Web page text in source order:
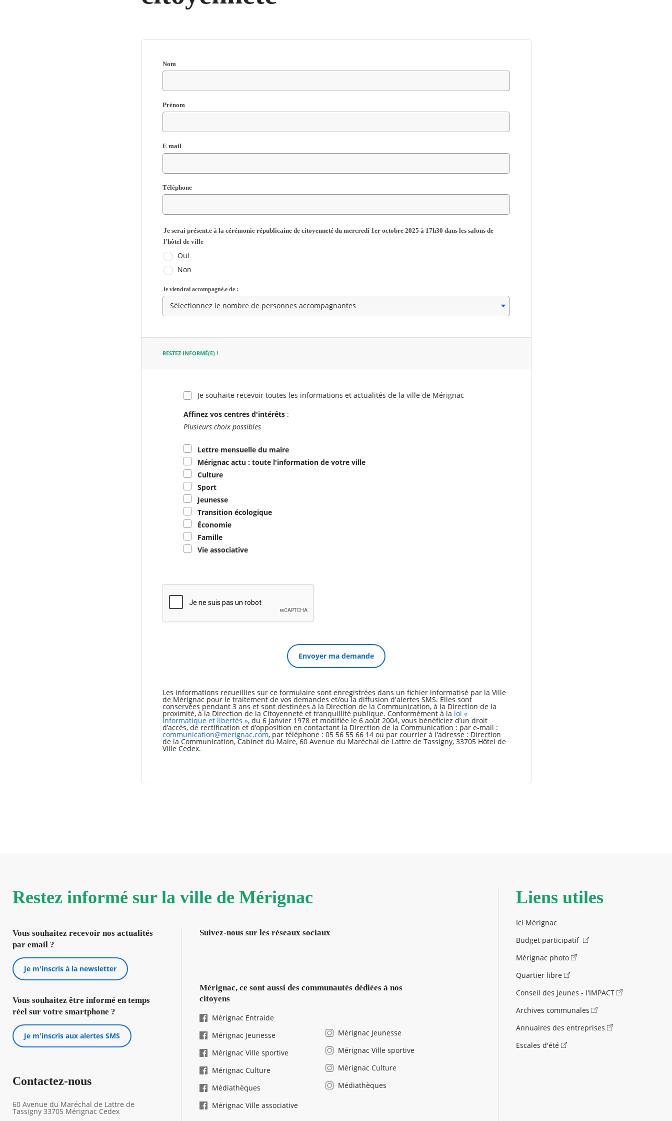
Nom
requis
Prénom
E mail
requis
Téléphone
requis
Je serai présent.e à la cérémonie républicaine de citoyenneté du mercredi 1er octobre 2025 à 17h30 dans les salons de
l'hôtel de ville
Oui
Non
Je viendrai accompagné.e de :
RESTEZ INFORMÉ(E) !
Je souhaite recevoir toutes les informations et actualités de la ville de Mérignac
Affinez vos centres d'intérêts:
Plusieurs choix possibles
Lettre mensuelle du maire
Mérignac actu : toute l'information de votre ville
Culture
Sport
Jeunesse
Transition écologique
Économie
Famille
Vie associative
Les informations recueillies sur ce formulaire sont enregistrées dans un fichier informatisé par la Ville
de Mérignac pour le traitement de vos demandes et/ou la diffusion d'alertes SMS. Elles sont
conservées pendant 3 ans et sont destinées à la Direction de la Communication, à la Direction de la
proximité, à la Direction de la Citoyenneté et tranquillité publique. Conformément à la loi «
informatique et libertés », du 6 janvier 1978 et modifiée le 6 août 2004, vous bénéficiez d’un droit
d’accès, de rectification et d’opposition en contactant la Direction de la Communication : par e-mail :
communication@merignac.com, par téléphone : 05 56 55 66 14 ou par courrier à l'adresse : Direction
de la Communication, Cabinet du Maire, 60 Avenue du Maréchal de Lattre de Tassigny, 33705 Hôtel de
Ville Cedex.
Restez informé sur la ville de Mérignac
Vous souhaitez recevoir nos actualités
par email ?
Je m'inscris à la newsletter
Vous souhaitez être informé en temps
réel sur votre smartphone ?
Je m'inscris aux alertes SMS
Contactez-nous
60 Avenue du Maréchal de Lattre de
Tassigny 33705 Mérignac Cedex
Suivez-nous sur les réseaux sociaux
Mérignac, ce sont aussi des communautés dédiées à nos
citoyens
Mérignac Entraide
Mérignac Jeunesse
Mérignac Ville sportive
Mérignac Culture
Médiathèques
Mérignac Ville associative
Mérignac Jeunesse
Mérignac Ville sportive
Mérignac Culture
Médiathèques
Liens utiles
Ici Mérignac
Budget participatif
Mérignac photo
Quartier libre
Conseil des jeunes - l'IMPACT
Archives communales
Annuaires des entreprises
Escales d'été